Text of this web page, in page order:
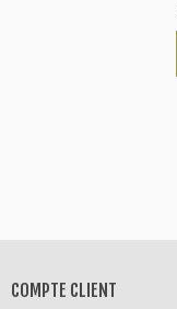
COMPTE CLIENT